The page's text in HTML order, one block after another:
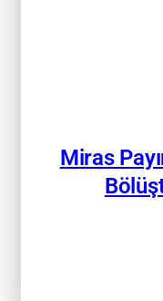
Miras